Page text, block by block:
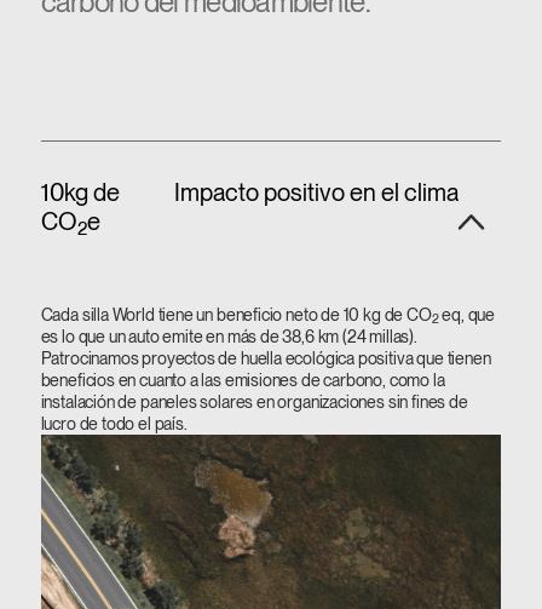
10kg de
CO2e
Impacto positivo en el clima
Cada silla World tiene un beneficio neto de 10 kg de CO2eq, que
es lo que un auto emite en más de 38,6 km (24 millas).
Patrocinamos proyectos de huella ecológica positiva que tienen
beneficios en cuanto a las emisiones de carbono, como la
instalación de paneles solares en organizaciones sin fines de
lucro de todo el país.